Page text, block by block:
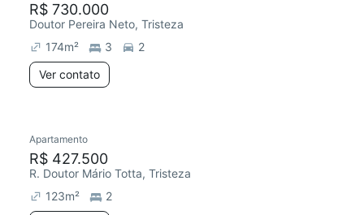
R$ 730.000
Doutor Pereira Neto, Tristeza
174m² 3
2
Ver contato
Apartamento
R$ 427.500
R. Doutor Mário Totta, Tristeza
123m²
2